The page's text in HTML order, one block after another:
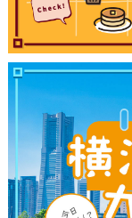
サイトについて